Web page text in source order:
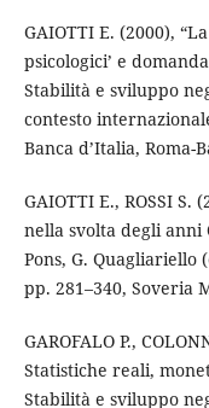
GAIOTTI E. (2000),
psicologici’ e
Stabilità e sviluppo
contesto
Banca d’Italia, Roma-
GAIOTTI E., ROSSI
nella svolta degli anni
Pons, G. Quagliariello
pp. 281–340, Soveria
GAROFALO P.,
Statistiche reali,
Stabilità e sviluppo